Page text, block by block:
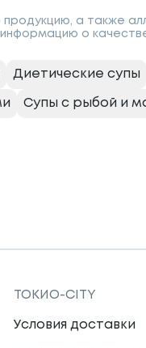
а также
о
Диетические супы
Супы с рыбой и
ТОКИО-CITY
Условия доставки